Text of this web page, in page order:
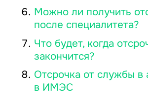
Можно ли получить
после специалитета?
Что будет, когда
закончится?
Отсрочка от службы в
в ИМЭС